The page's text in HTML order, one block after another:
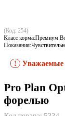
(Код: 254)
Класс корма:Премиум
!
Уважаемые
Pro Plan
форелью